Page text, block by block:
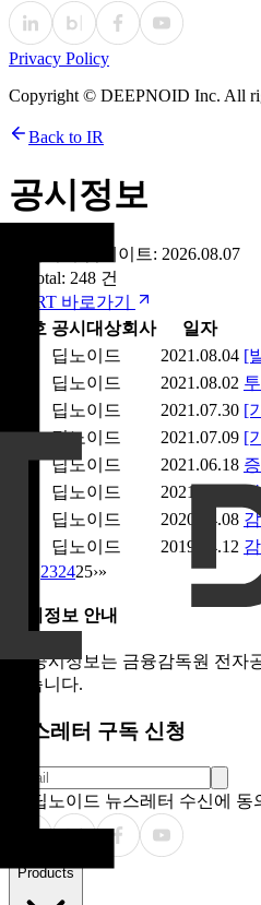
Privacy Policy
Copyright © DEEPNOID Inc. All
Back to IR
공시정보
데이터 업데이트: 2026.08.07
Total: 248 건
DART 바로가기
번호 공시대상회사 일자
딥노이드 2021.08.04 [
딥노이드 2021.08.02
딥노이드 2021.07.30 [
244
딥노이드 2021.07.09 [
245
딥노이드 2021.06.18
딥노이드 2021.04.07
딥노이드 2020.04.08
딥노이드 2019.04.12
232425›»
공시정보 안내
본 공시정보는 금융감독원 전자
있습니다.
뉴스레터 구독 신청
딥노이드 뉴스레터 수신에 동
Products